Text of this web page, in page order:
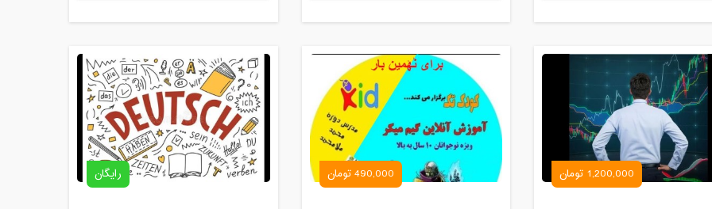
1,200,000 تومان 490,000 تومان رایگان